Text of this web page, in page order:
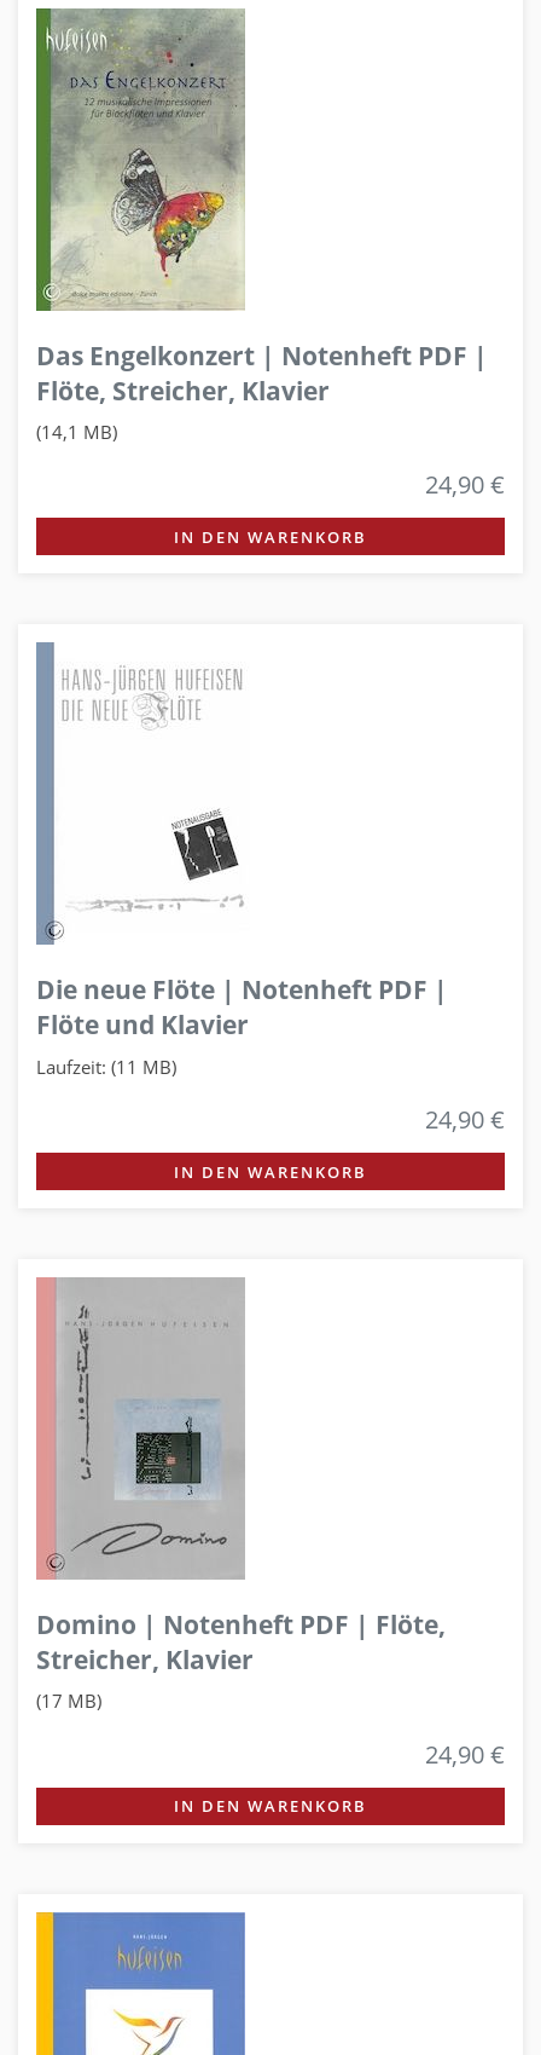
Das Engelkonzert | Notenheft PDF |
Flöte, Streicher, Klavier
(14,1 MB)
24,90 €
IN DEN WARENKORB
Die neue Flöte | Notenheft PDF |
Flöte und Klavier
Laufzeit: (11 MB)
24,90 €
IN DEN WARENKORB
Domino | Notenheft PDF | Flöte,
Streicher, Klavier
(17 MB)
24,90 €
IN DEN WARENKORB